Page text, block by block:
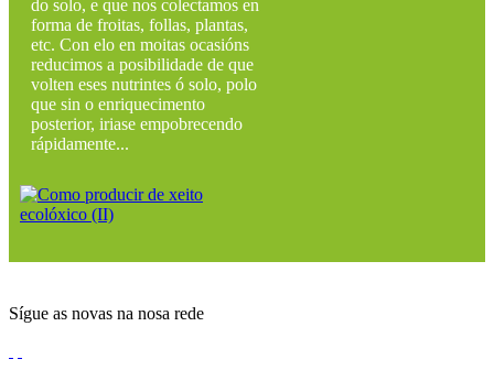
do solo, e que nos colectamos en
forma de froitas, follas, plantas,
etc. Con elo en moitas ocasións
reducimos a posibilidade de que
volten eses nutrintes ó solo, polo
que sin o enriquecimento
posterior, iriase empobrecendo
rápidamente...
Sígue as novas na nosa rede